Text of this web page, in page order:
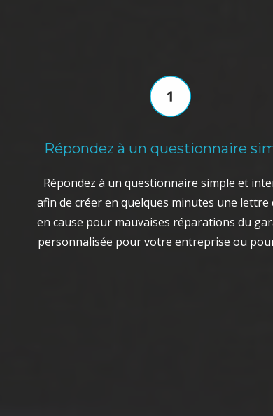
Répondez à un questionnaire
Répondez à un questionnaire simple et
afin de créer en quelques minutes une lettre
en cause pour mauvaises réparations du
personnalisée pour votre entreprise ou